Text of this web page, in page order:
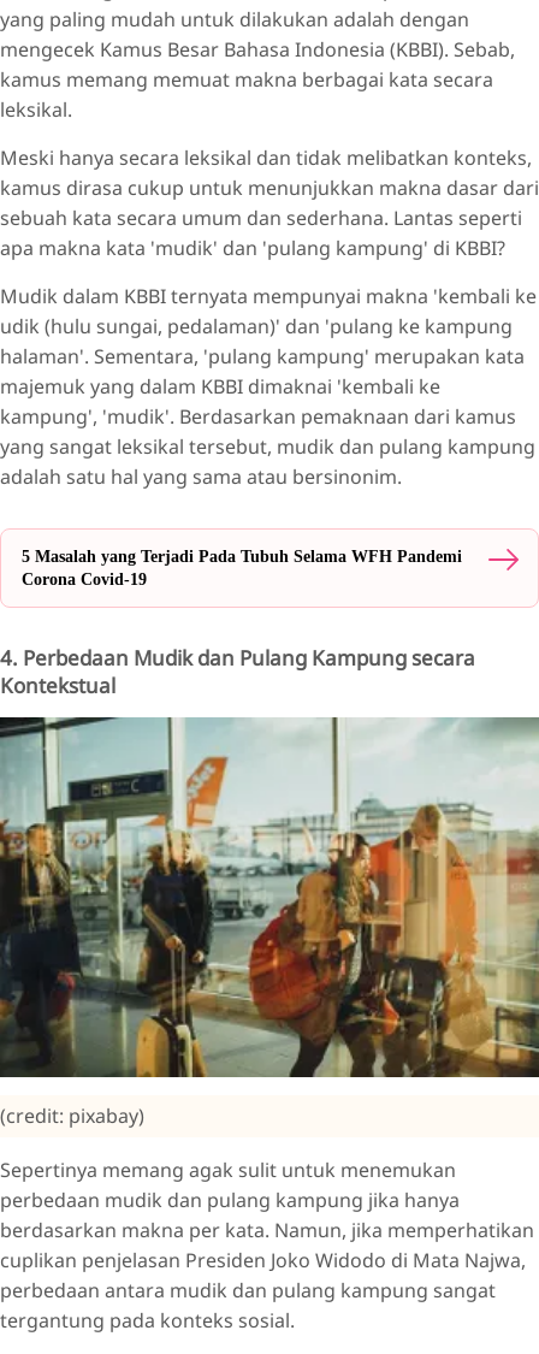
yang paling mudah untuk dilakukan adalah dengan
mengecek Kamus Besar Bahasa Indonesia (KBBI). Sebab,
kamus memang memuat makna berbagai kata secara
leksikal.
Meski hanya secara leksikal dan tidak melibatkan konteks,
kamus dirasa cukup untuk menunjukkan makna dasar dari
sebuah kata secara umum dan sederhana. Lantas seperti
apa makna kata 'mudik' dan 'pulang kampung' di KBBI?
Mudik dalam KBBI ternyata mempunyai makna 'kembali ke
udik (hulu sungai, pedalaman)' dan 'pulang ke kampung
halaman'. Sementara, 'pulang kampung' merupakan kata
majemuk yang dalam KBBI dimaknai 'kembali ke
kampung', 'mudik'. Berdasarkan pemaknaan dari kamus
yang sangat leksikal tersebut, mudik dan pulang kampung
adalah satu hal yang sama atau bersinonim.
5 Masalah yang Terjadi Pada Tubuh Selama WFH Pandemi
Corona Covid-19
4. Perbedaan Mudik dan Pulang Kampung secara
Kontekstual
(credit: pixabay)
Sepertinya memang agak sulit untuk menemukan
perbedaan mudik dan pulang kampung jika hanya
berdasarkan makna per kata. Namun, jika memperhatikan
cuplikan penjelasan Presiden Joko Widodo di Mata Najwa,
perbedaan antara mudik dan pulang kampung sangat
tergantung pada konteks sosial.